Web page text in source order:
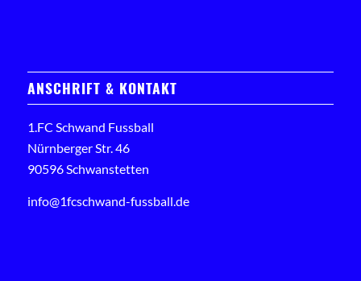
ANSCHRIFT & KONTAKT
1.FC Schwand Fussball
Nürnberger Str. 46
90596 Schwanstetten
info@1fcschwand-fussball.de